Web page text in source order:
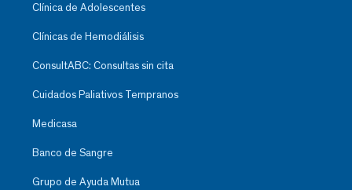
Clínica de Adolescentes
Clínicas de Hemodiálisis
ConsultABC: Consultas sin cita
Cuidados Paliativos Tempranos
Medicasa
Banco de Sangre
Grupo de Ayuda Mutua